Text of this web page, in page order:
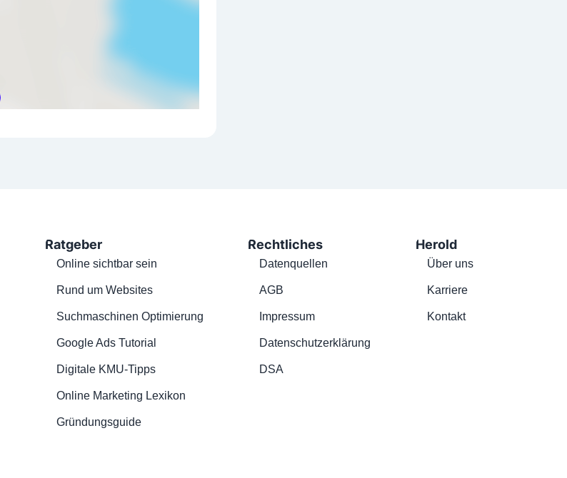
Ratgeber
Online sichtbar sein
Rund um Websites
Suchmaschinen Optimierung
Google Ads Tutorial
Digitale KMU-Tipps
Online Marketing Lexikon
Gründungsguide
Rechtliches
Datenquellen
AGB
Impressum
Datenschutzerklärung
DSA
Herold
Über uns
Karriere
Kontakt